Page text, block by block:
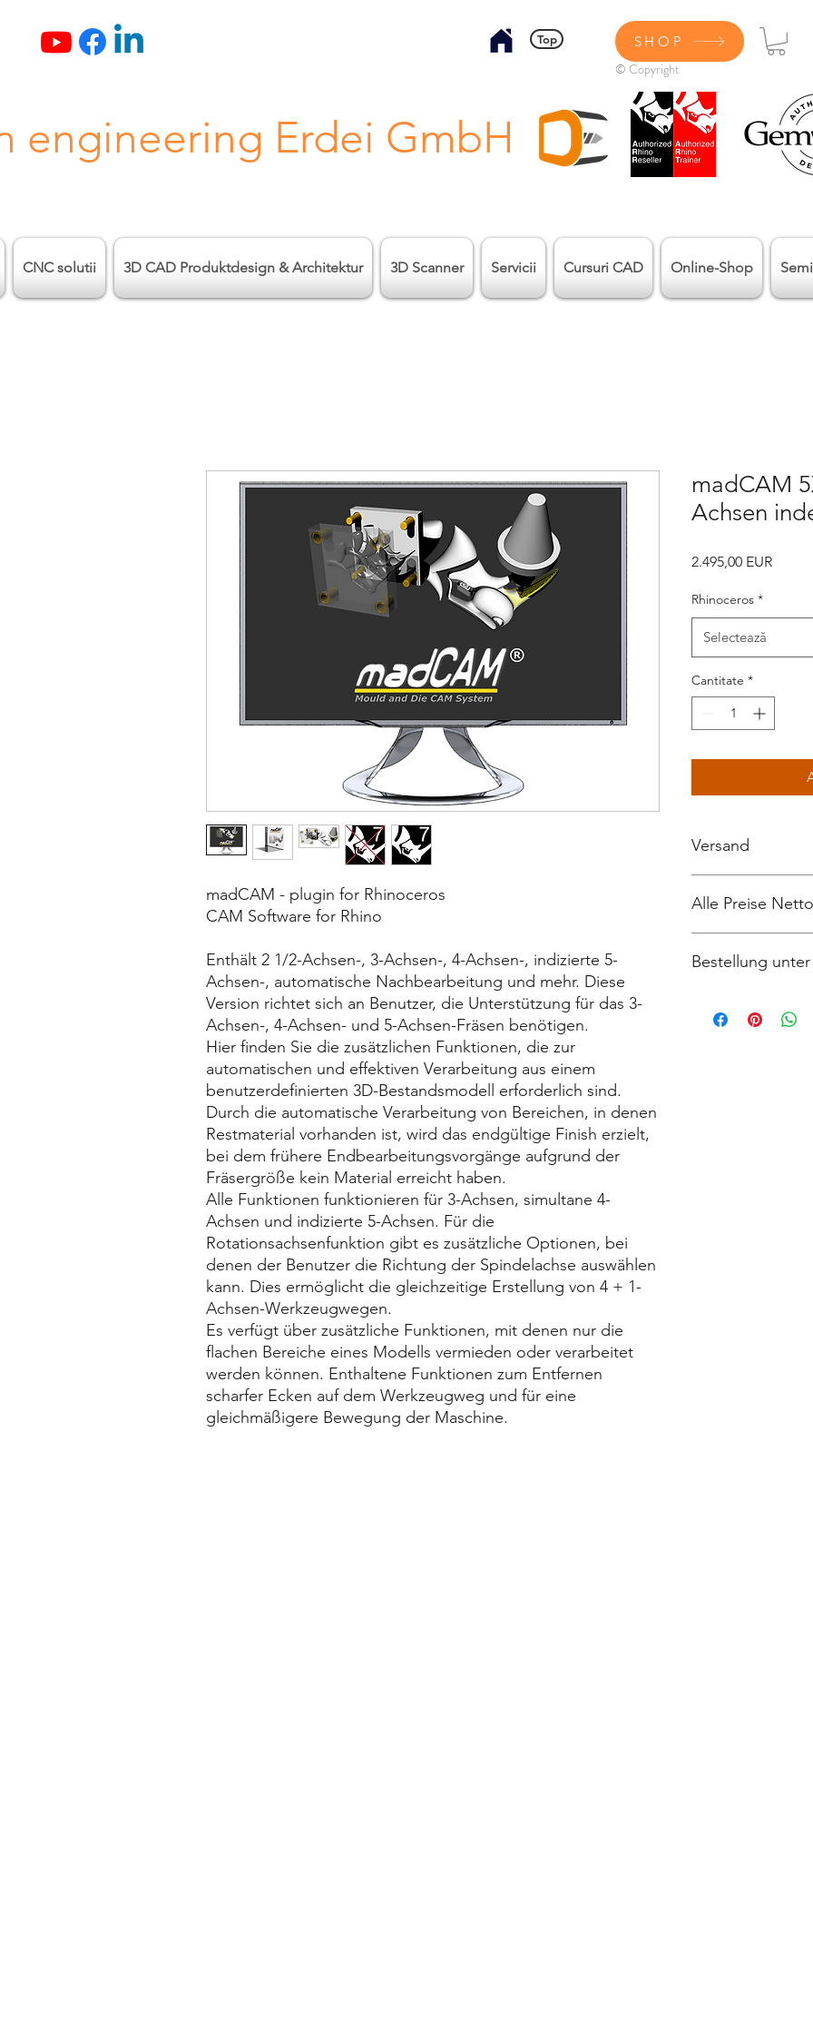
Top SHOP
© Copyright
engineering Erdei GmbH
CNC solutii 3D CAD Produktdesign & Architektur 3D Scanner Servicii Cursuri CAD Online-Shop
madCAM - plugin for Rhinoceros
CAM Software for Rhino
Enthält 2 1/2-Achsen-, 3-Achsen-, 4-Achsen-, indizierte 5-
Achsen-, automatische Nachbearbeitung und mehr. Diese
Version richtet sich an Benutzer, die Unterstützung für das 3-
Achsen-, 4-Achsen- und 5-Achsen-Fräsen benötigen.
Hier finden Sie die zusätzlichen Funktionen, die zur
automatischen und effektiven Verarbeitung aus einem
benutzerdefinierten 3D-Bestandsmodell erforderlich sind.
Durch die automatische Verarbeitung von Bereichen, in denen
Restmaterial vorhanden ist, wird das endgültige Finish erzielt,
bei dem frühere Endbearbeitungsvorgänge aufgrund der
Fräsergröße kein Material erreicht haben.
Alle Funktionen funktionieren für 3-Achsen, simultane 4-
Achsen und indizierte 5-Achsen. Für die
Rotationsachsenfunktion gibt es zusätzliche Optionen, bei
denen der Benutzer die Richtung der Spindelachse auswählen
kann. Dies ermöglicht die gleichzeitige Erstellung von 4 + 1-
Achsen-Werkzeugwegen.
Es verfügt über zusätzliche Funktionen, mit denen nur die
flachen Bereiche eines Modells vermieden oder verarbeitet
werden können. Enthaltene Funktionen zum Entfernen
scharfer Ecken auf dem Werkzeugweg und für eine
gleichmäßigere Bewegung der Maschine.
madCAM
Achsen
2.495,00 EURPreț
Rhinoceros *
Selectează
Cantitate *
Versand
Alle Preise
Gilt NUR für Kunden
Bestellung unter